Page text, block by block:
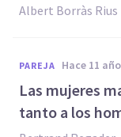
Albert Borràs Rius
PAREJA hace 11
Las mujeres
tanto a los